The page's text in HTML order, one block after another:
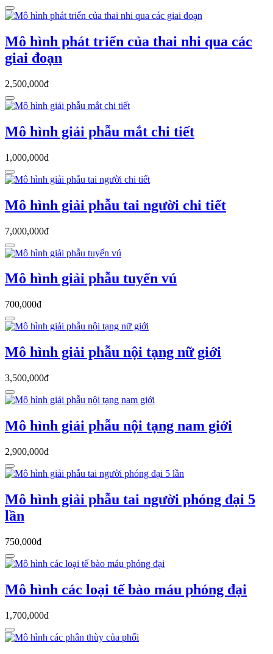
Mô hình phát triển của thai nhi qua các
giai đoạn
2,500,000đ
Mô hình giải phẫu mắt chi tiết
1,000,000đ
Mô hình giải phẫu tai người chi tiết
7,000,000đ
Mô hình giải phẫu tuyến vú
700,000đ
Mô hình giải phẫu nội tạng nữ giới
3,500,000đ
Mô hình giải phẫu nội tạng nam giới
2,900,000đ
Mô hình giải phẫu tai người phóng đại 5
lần
750,000đ
Mô hình các loại tế bào máu phóng đại
1,700,000đ